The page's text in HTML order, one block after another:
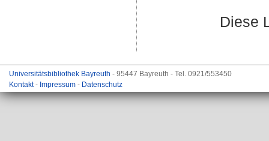
Diese
Universitätsbibliothek Bayreuth - 95447 Bayreuth - Tel. 0921/553450
Kontakt- Impressum - Datenschutz